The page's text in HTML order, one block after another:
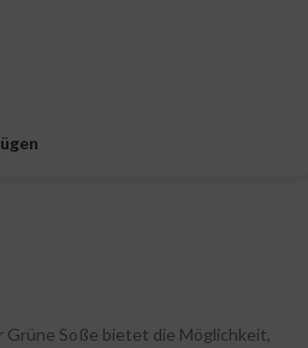
Soße bietet die Möglichkeit,